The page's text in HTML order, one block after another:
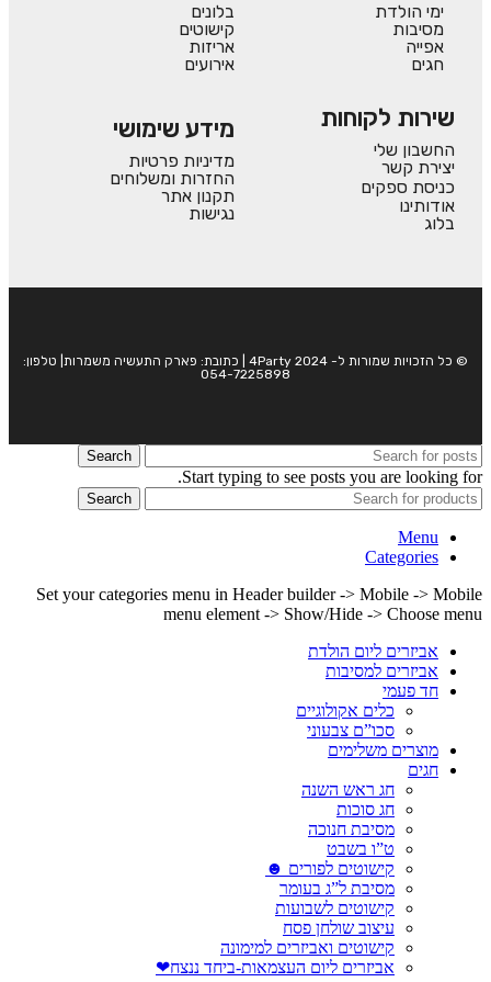
ימי הולדת
מסיבות
אפייה
חגים
בלונים
קישוטים
אריזות
אירועים
שירות לקוחות
החשבון שלי
יצירת קשר
כניסת ספקים
אודותינו
בלוג
מידע שימושי
מדיניות פרטיות
החזרות ומשלוחים
תקנון אתר
נגישות
© כל הזכויות שמורות ל- 4Party 2024 | כתובת: פארק התעשיה משמרות| טלפון:
054-7225898
Search
Start typing to see posts you are looking for.
Search
Menu
Categories
Set your categories menu in Header builder -> Mobile -> Mobile
menu element -> Show/Hide -> Choose menu
אביזרים ליום הולדת
אביזרים למסיבות
חד פעמי
כלים אקולוגיים
סכו”ם צבעוני
מוצרים משלימים
חגים
חג ראש השנה
חג סוכות
מסיבת חנוכה
ט”ו בשבט
קישוטים לפורים ☻
מסיבת ל”ג בעומר
קישוטים לשבועות
עיצוב שולחן פסח
קישוטים ואביזרים למימונה
אביזרים ליום העצמאות-ביחד ננצח❤